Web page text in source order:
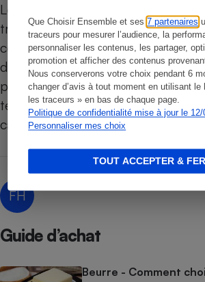
Que Choisir Ensemble et ses7 partenaires
traceurs pour mesurer l’audience, la
personnaliser les contenus, les partager,
promotion et afficher des contenus
Nous conserverons votre choix pendant 6
changer d’avis à tout moment en utilisant le
les traceurs » en bas de chaque page.
Politique de confidentialité mise à jour le 12/
Personnaliser mes choix
TOUT ACCEPTER &
Les intérêts économiques en jeu
trop lourd dans la balance ? En
consommateurs continueront à
de la farce qui consiste à leur
produits sans saveur sous
terroir, en lieu et place
camemberts normands.
FH
Guide d’achat
Beurre - Comment